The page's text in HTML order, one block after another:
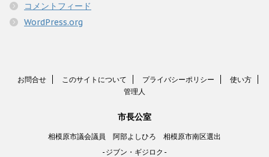
コメントフィード
WordPress.org
お問合せ このサイトについて プライバシーポリシー
使い方
管理人
市長公室
相模原市議会議員 阿部よしひろ 相模原市南区選出
-ジブン・ギジロク-